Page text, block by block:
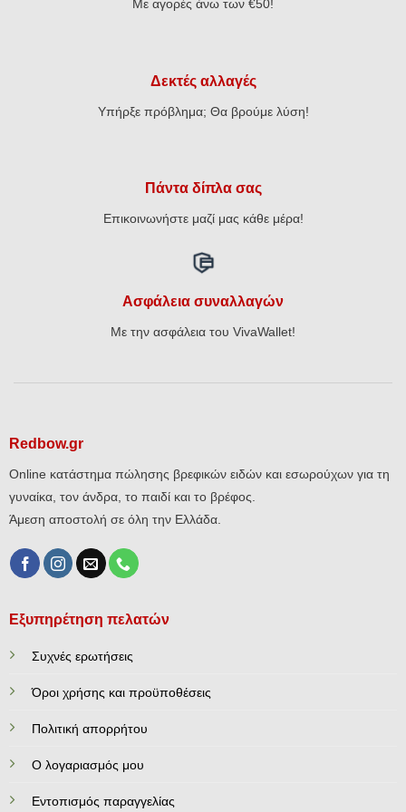
Με αγορές άνω των €50!
Δεκτές αλλαγές
Υπήρξε πρόβλημα; Θα βρούμε λύση!
Πάντα δίπλα σας
Επικοινωνήστε μαζί μας κάθε μέρα!
Ασφάλεια συναλλαγών
Με την ασφάλεια του VivaWallet!
Redbow.gr
Online κατάστημα πώλησης βρεφικών ειδών και εσωρούχων για τη
γυναίκα, τον άνδρα, το παιδί και το βρέφος.
Άμεση αποστολή σε όλη την Ελλάδα.
Εξυπηρέτηση πελατών
Συχνές ερωτήσεις
Όροι χρήσης και προϋποθέσεις
Πολιτική απορρήτου
Ο λογαριασμός μου
Εντοπισμός παραγγελίας